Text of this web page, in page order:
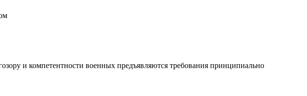
и компетентности военных предъявляются требования принципиально